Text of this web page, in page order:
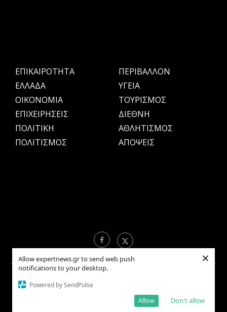
Allow expertnews.gr to send web push
notifications to your desktop.
Powered by SendPulse
Don't allow
Allow
×
ΕΠΙΚΑΙΡΟΤΗΤΑ
ΕΛΛΑΔΑ
OIKONOMIA
ΕΠΙΧΕΙΡΗΣΕΙΣ
ΠΟΛΙΤΙΚΗ
ΠΟΛΙΤΙΣΜΟΣ
ΠΕΡΙΒΑΛΛΟΝ
ΥΓΕΙΑ
ΤΟΥΡΙΣΜΟΣ
ΔΙΕΘΝΗ
ΑΘΛΗΤΙΣΜΟΣ
ΑΠΟΨΕΙΣ